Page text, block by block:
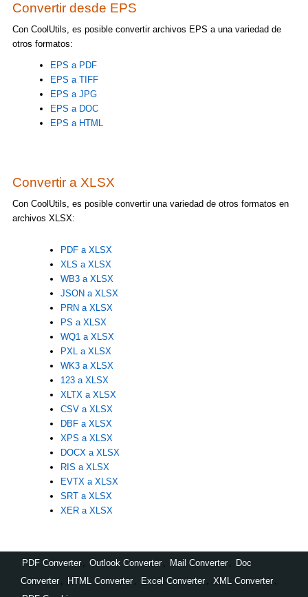
Convertir desde EPS
Con CoolUtils, es posible convertir archivos EPS a una variedad de
otros formatos:
EPS a PDF
EPS a TIFF
EPS a JPG
EPS a DOC
EPS a HTML
Convertir a XLSX
Con CoolUtils, es posible convertir una variedad de otros formatos en
archivos XLSX:
PDF a XLSX
XLS a XLSX
WB3 a XLSX
JSON a XLSX
PRN a XLSX
PS a XLSX
WQ1 a XLSX
PXL a XLSX
WK3 a XLSX
123 a XLSX
XLTX a XLSX
CSV a XLSX
DBF a XLSX
XPS a XLSX
DOCX a XLSX
RIS a XLSX
EVTX a XLSX
SRT a XLSX
XER a XLSX
PDF Converter Outlook Converter Mail Converter
Doc
Converter
HTML Converter Excel Converter XML Converter